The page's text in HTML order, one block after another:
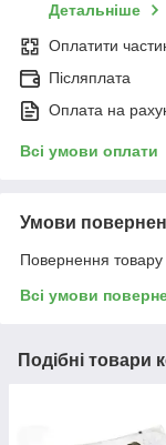
Детальніше
Оплатити
Післяплата
Оплата на
Всі умови оплати
Умови
Повернення
Всі умови
Подібні товари